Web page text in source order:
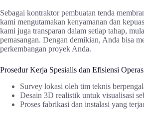
Sebagai kontraktor pembuatan tenda
kami mengutamakan kenyamanan dan
kami juga transparan dalam setiap tahap,
pemasangan. Dengan demikian, Anda bisa
perkembangan proyek Anda.
Prosedur Kerja Spesialis dan Efisiensi
Survey lokasi oleh tim teknis
Desain 3D realistik untuk visualisasi
Proses fabrikasi dan instalasi yang